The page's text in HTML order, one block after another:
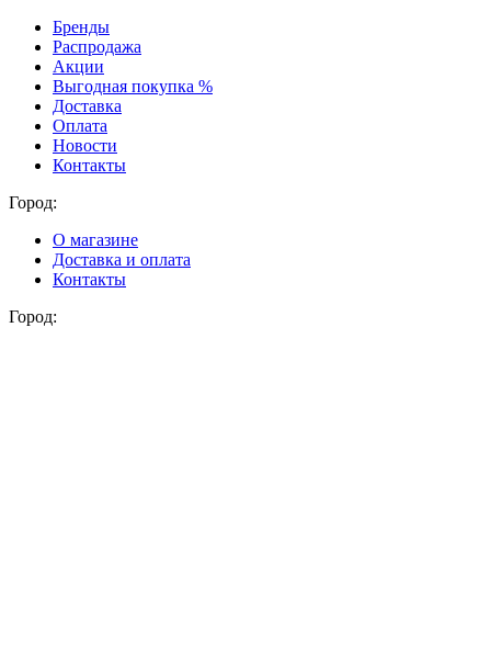
Бренды
Распродажа
Акции
Выгодная покупка %
Доставка
Оплата
Новости
Контакты
Город:
О магазине
Доставка и оплата
Контакты
Город: